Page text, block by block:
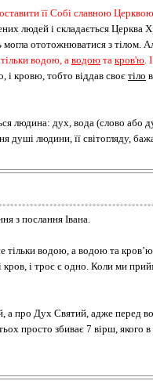
її Собі славною
людей і складається Церква
ототожнюватися з тілом.
тільки водою, а водою та кров'ю
кровю, тобто віддав своє тіло
людина: дух, вода (слово або
душі людини, її світогляду,
з послання Івана.
водою, а водою та
кров, і троє є одно. Коли ми
а про Дух Святий, адже перед
просто збиває 7 вірш,